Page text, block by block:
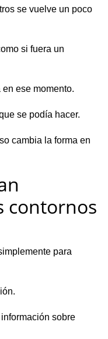
se vuelve un poco
si fuera un
ese momento.
se podía hacer.
cambia la forma en
contornos
para
sobre